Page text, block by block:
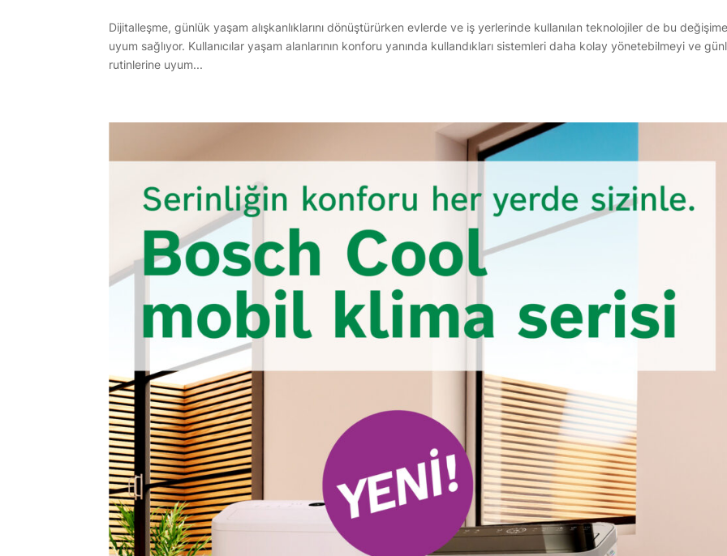
Dijitalleşme, günlük yaşam alışkanlıklarını dönüştürürken evlerde ve iş yerlerinde kullanılan teknolojiler de bu
uyum sağlıyor. Kullanıcılar yaşam alanlarının konforu yanında kullandıkları sistemleri daha kolay yönetebilmeyi ve
rutinlerine uyum...